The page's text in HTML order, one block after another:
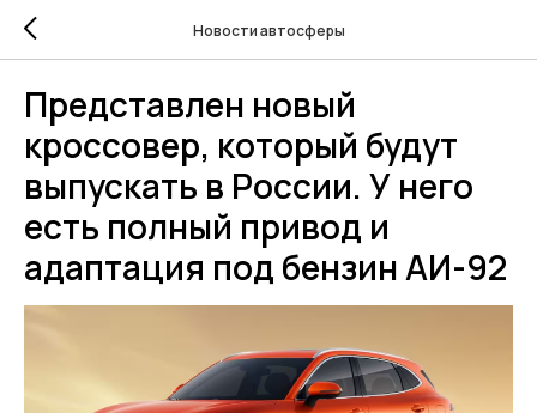
Новости автосферы
Представлен новый
кроссовер, который будут
выпускать в России. У него
есть полный привод и
адаптация под бензин АИ-92